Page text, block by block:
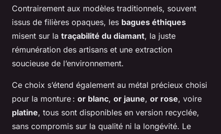
Contrairement aux modèles traditionnels, souvent
issus de filières opaques, les bagues éthiques
misent sur la traçabilité du diamant, la juste
rémunération des artisans et une extraction
soucieuse de l’environnement.
Ce choix s’étend également au métal précieux choisi
pour la monture : or blanc, or jaune, or rose, voire
platine, tous sont disponibles en version recyclée,
sans compromis sur la qualité ni la longévité. Le